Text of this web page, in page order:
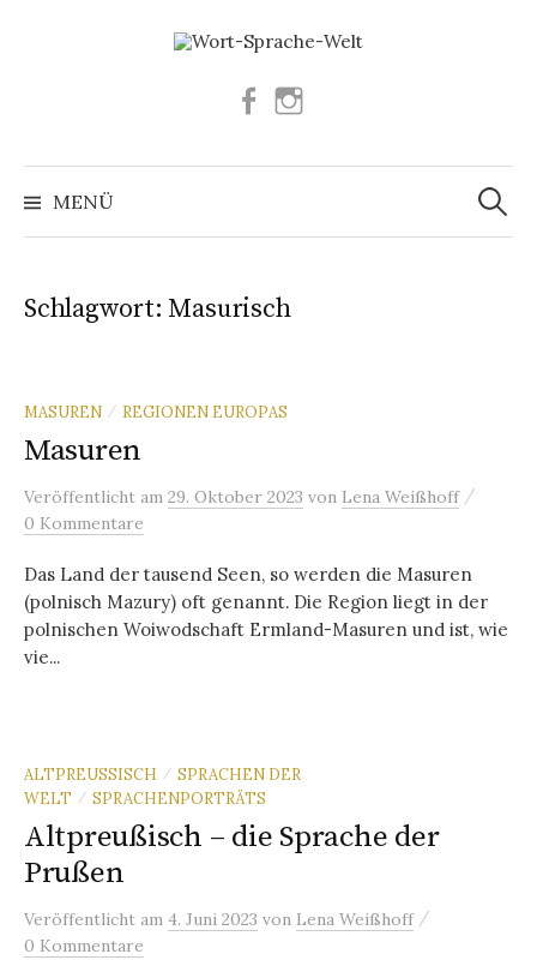
Facebook
MENÜ
Suchen
nach:
Schlagwort: Masurisch
MASUREN / REGIONEN EUROPAS
Masuren
Veröffentlicht am 29. Oktober 2023 von Lena Weißhoff /
0 Kommentare
Das Land der tausend Seen, so werden die Masuren
(polnisch Mazury) oft genannt. Die Region liegt in der
polnischen Woiwodschaft Ermland-Masuren und ist, wie
vie...
ALTPREUSSISCH / SPRACHEN DER
WELT
/ SPRACHENPORTRÄTS
Altpreußisch – die Sprache der
Prußen
Veröffentlicht am 4. Juni 2023 von Lena Weißhoff /
0 Kommentare